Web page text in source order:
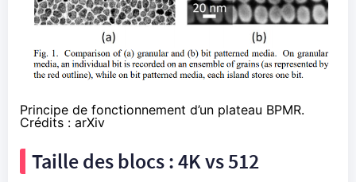
Principe de fonctionnement d’un plateau BPMR.
Crédits : arXiv
Taille des blocs : 4K vs 512